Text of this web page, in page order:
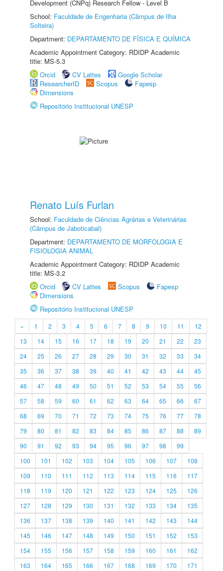
Development (CNPq) Research Fellow - Level B
School: Faculdade de Engenharia (Câmpus de Ilha
Solteira)
Department: DEPARTAMENTO DE FÍSICA E QUÍMICA
Academic Appointment Category: RDIDP Academic
title: MS-5.3
Orcid
CV Lattes
Google Scholar
ResearcherID
Scopus
Fapesp
Dimensions
Repositório Institucional UNESP
Renato Luís Furlan
School: Faculdade de Ciências Agrárias e Veterinárias
(Câmpus de Jaboticabal)
Department: DEPARTAMENTO DE MORFOLOGIA E
FISIOLOGIA ANIMAL
Academic Appointment Category: RDIDP Academic
title: MS-3.2
Orcid
CV Lattes Scopus
Fapesp
Dimensions
Repositório Institucional UNESP
« 1 2 3 4 5 6 7 8 9 10 11
12
13
14 15 16 17 18 19 20 21 22
23
24
25 26 27 28 29 30 31 32 33
34
35
36 37 38 39 40 41 42 43 44
45
46
47 48 49 50 51 52 53 54 55
56
57
58 59 60 61 62 63 64 65 66
67
68
69 70 71 72 73 74 75 76 77
78
79
80 81 82 83 84 85 86 87 88
89
90
91 92 93 94 95 96 97 98
99
100
101 102 103 104 105 106 107
108
109
110 111 112 113 114 115 116
117
118
119 120 121 122 123 124 125
126
127
128 129 130 131 132 133 134
135
136
137 138 139 140 141 142 143
144
145
146 147 148 149 150 151 152
153
154
155 156 157 158 159 160 161
162
163
164 165 166 167 168 169 170
171